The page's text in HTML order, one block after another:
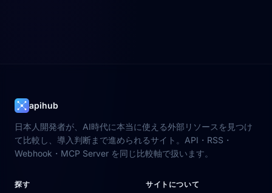
apihub
日本人開発者が、AI時代に本当に使える外部リソースを見つけ
て比較し、導入判断まで進められるサイト。API・RSS・
Webhook・MCP Server を同じ比較軸で扱います。
探す サイトについて